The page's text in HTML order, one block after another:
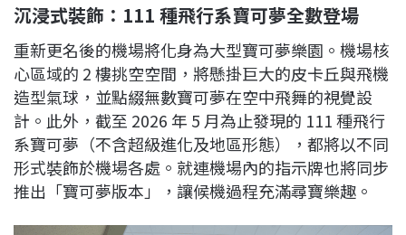
沉浸式裝飾：111 種飛行系寶可夢全數登場
重新更名後的機場將化身為大型寶可夢樂園。機場核
心區域的 2 樓挑空空間，將懸掛巨大的皮卡丘與飛機
造型氣球，並點綴無數寶可夢在空中飛舞的視覺設
計。此外，截至 2026 年 5 月為止發現的 111 種飛行
系寶可夢（不含超級進化及地區形態），都將以不同
形式裝飾於機場各處。就連機場內的指示牌也將同步
推出「寶可夢版本」，讓候機過程充滿尋寶樂趣。